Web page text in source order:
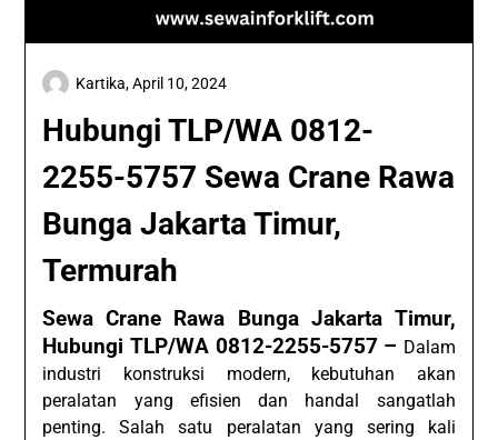
Hubungi TLP/WA 0812-
2255-5757 Sewa Crane Rawa
Bunga Jakarta Timur,
Termurah
Kartika,April 10, 2024
Sewa Crane Rawa Bunga Jakarta Timur,
Hubungi TLP/WA 0812-2255-5757 – Dalam
industri konstruksi modern, kebutuhan akan
peralatan yang efisien dan handal sangatlah
penting. Salah satu peralatan yang sering kali